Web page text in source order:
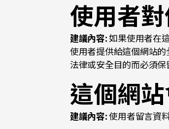
使用者
建議內容:如果使用者在
使用者提供給這個網站
法律或安全目的而必須保
這個網
建議內容:使用者留言資